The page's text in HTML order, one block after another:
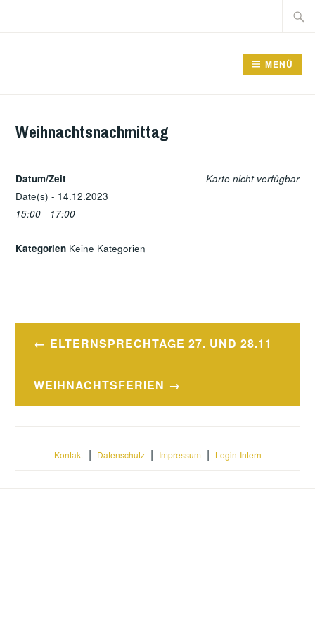
Suche
MENÜ
Weihnachtsnachmittag
Karte nicht verfügbar
Datum/Zeit
Date(s) - 14.12.2023
15:00 - 17:00
Kategorien Keine Kategorien
Beitragsnavigation
ELTERNSPRECHTAGE 27. UND 28.11
WEIHNACHTSFERIEN
Kontakt| Datenschutz| Impressum| Login-Intern